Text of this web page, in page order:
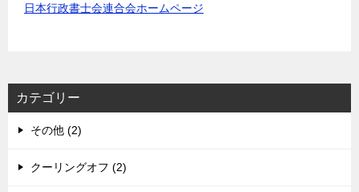
日本行政書士会連合会ホームページ
カテゴリー
その他 (2)
クーリングオフ (2)